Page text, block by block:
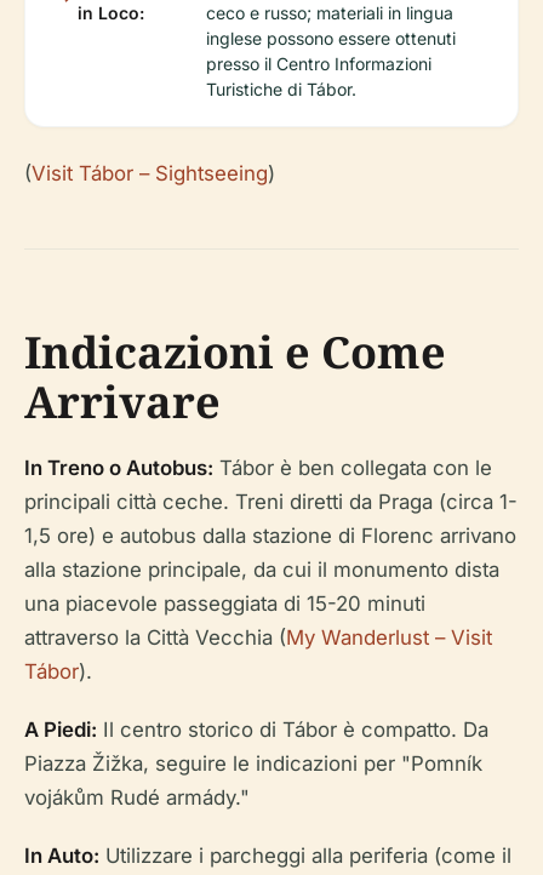
in Loco:
ceco e russo; materiali in lingua
inglese possono essere ottenuti
presso il Centro Informazioni
Turistiche di Tábor.
(Visit Tábor – Sightseeing)
Indicazioni e Come
Arrivare
In Treno o Autobus: Tábor è ben collegata con le
principali città ceche. Treni diretti da Praga (circa 1-
1,5 ore) e autobus dalla stazione di Florenc arrivano
alla stazione principale, da cui il monumento dista
una piacevole passeggiata di 15-20 minuti
attraverso la Città Vecchia (My Wanderlust – Visit
Tábor).
A Piedi: Il centro storico di Tábor è compatto. Da
Piazza Žižka, seguire le indicazioni per "Pomník
vojákům Rudé armády."
In Auto: Utilizzare i parcheggi alla periferia (come il